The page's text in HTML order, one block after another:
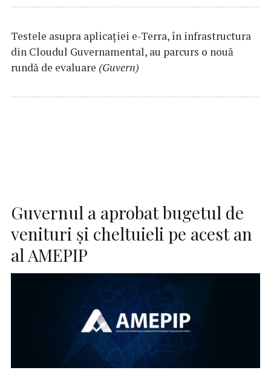
Testele asupra aplicaţiei e-Terra, în infrastructura
din Cloudul Guvernamental, au parcurs o nouă
rundă de evaluare (Guvern)
Guvernul a aprobat bugetul de
venituri şi cheltuieli pe acest an
al AMEPIP